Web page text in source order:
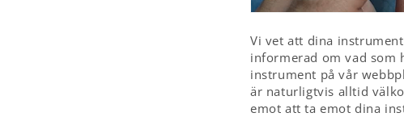
Vi vet att dina
informerad om vad som
instrument på vår
är naturligtvis alltid
emot att ta emot dina